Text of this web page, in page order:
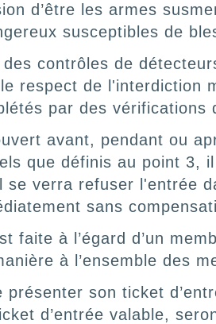
d’être les armes
susceptibles de
contrôles de
respect de l'interdiction
par des vérifications
avant, pendant ou
que définis au point 3,
se verra refuser l'entrée
sans
faite à l’égard d’un
à l’ensemble des
son ticket
d’entrée valable,